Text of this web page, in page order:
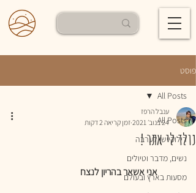
פוסט
All Posts
רילוקיישן לערבה
נשים, מדבר וטיולים
מסעות בארץ ובעולם
All Posts
נולד לי אתר !
ענבל הרפז
24 בנוב׳ 2021
זמן קריאה 2 דקות
  אני אשאר בהריון לנצח